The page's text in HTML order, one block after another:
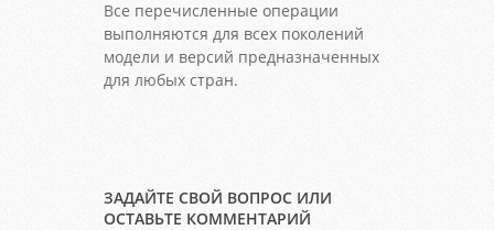
Все перечисленные операции
выполняются для всех поколений
модели и версий предназначенных
для любых стран.
ЗАДАЙТЕ СВОЙ ВОПРОС ИЛИ
ОСТАВЬТЕ КОММЕНТАРИЙ